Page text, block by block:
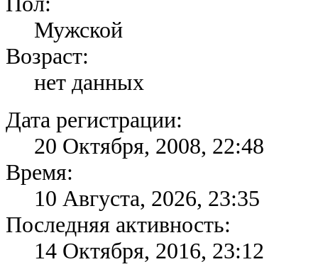
Мужской
Возраст:
нет данных
Дата регистрации:
20 Октября, 2008, 22:48
Время:
10 Августа, 2026, 23:35
Последняя активность:
14 Октября, 2016, 23:12